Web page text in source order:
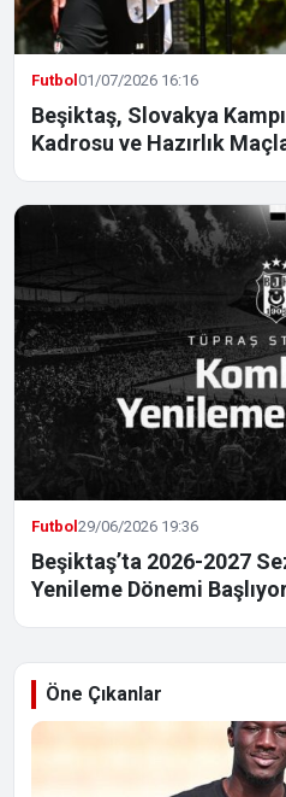
Futbol01/07/2026 16:16
Beşiktaş, Slovakya
Kadrosu ve Hazırlık
Futbol29/06/2026 19:36
Beşiktaş’ta 2026-2027
Yenileme Dönemi
Öne Çıkanlar